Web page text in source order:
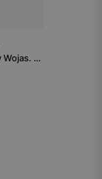
Dámske opasky Wojas. Zlatý štandard